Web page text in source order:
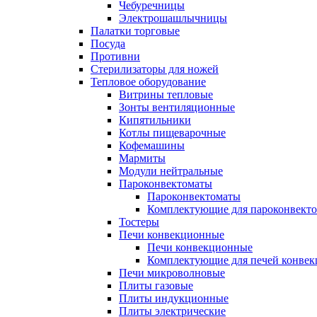
Чебуречницы
Электрошашлычницы
Палатки торговые
Посуда
Противни
Стерилизаторы для ножей
Тепловое оборудование
Витрины тепловые
Зонты вентиляционные
Кипятильники
Котлы пищеварочные
Кофемашины
Мармиты
Модули нейтральные
Пароконвектоматы
Пароконвектоматы
Комплектующие для
Тостеры
Печи конвекционные
Печи конвекционные
Комплектующие для печей
Печи микроволновые
Плиты газовые
Плиты индукционные
Плиты электрические